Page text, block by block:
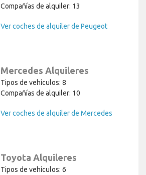
Compañías de alquiler: 13
Ver coches de alquiler de Peugeot
Mercedes Alquileres
Tipos de vehículos: 8
Compañías de alquiler: 10
Ver coches de alquiler de Mercedes
Toyota Alquileres
Tipos de vehículos: 6